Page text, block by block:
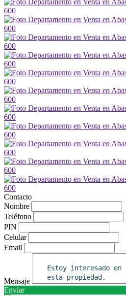
Contacto
Nombre
Teléfono
PIN
Celular
Email
Mensaje
Enviar